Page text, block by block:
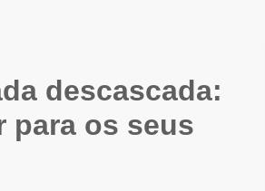
descascada:
para os seus